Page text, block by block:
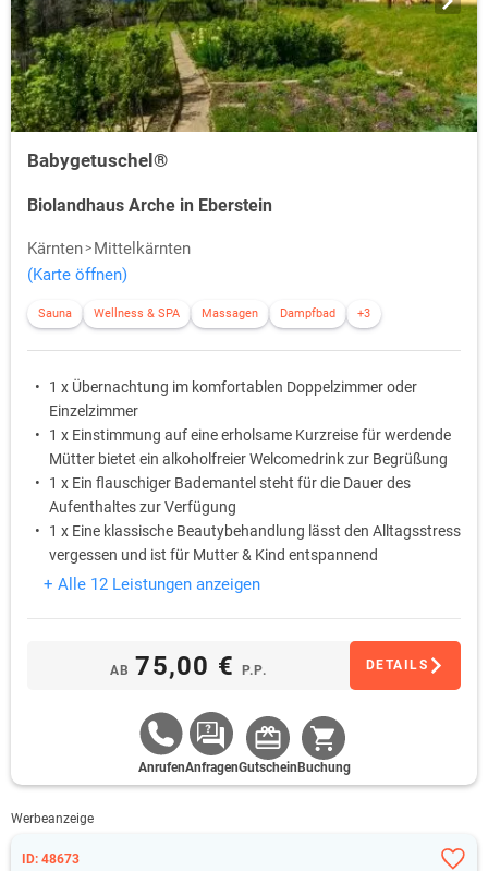
Babygetuschel®
Biolandhaus Arche in Eberstein
Kärnten
Mittelkärnten
(Karte öffnen)
Sauna Wellness & SPA Massagen Dampfbad +3
1 x Übernachtung im komfortablen Doppelzimmer oder
Einzelzimmer
1 x Einstimmung auf eine erholsame Kurzreise für werdende
Mütter bietet ein alkoholfreier Welcomedrink zur Begrüßung
1 x Ein flauschiger Bademantel steht für die Dauer des
Aufenthaltes zur Verfügung
1 x Eine klassische Beautybehandlung lässt den Alltagsstress
vergessen und ist für Mutter & Kind entspannend
1 x Wohltuender Kräutertee beruhigt Körper & Geist und wird
+ Alle 12 Leistungen anzeigen
AB 75,00 € P.P. DETAILS
AnrufenAnfragenGutschein Buchung
Werbeanzeige
ID: 48673